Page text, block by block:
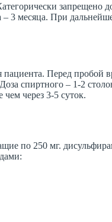
запрещено
– 3 месяца. При
Перед пробой
спиртного – 1-2
через 3-5 суток.
по 250 мг.